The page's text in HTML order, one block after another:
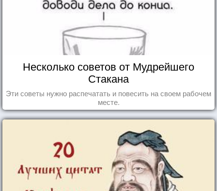
Несколько советов от Мудрейшего
Стакана
Эти советы нужно распечатать и повесить на своем рабочем
месте.